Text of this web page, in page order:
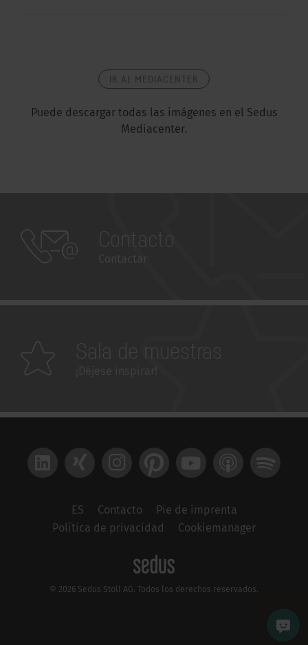
Puede descargar todas las imágenes en el Sed us
Mediacenter.
© 2026 Sedus Stoll AG. Todos los derechos reservados.
ES Contacto
Pie de imprenta
Política de privacidad
Cookiemanager
Pinterest